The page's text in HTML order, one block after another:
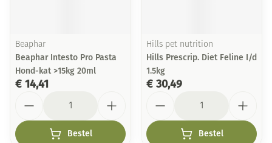
Beaphar
Beaphar Intesto Pro Pasta
Hond-kat >15kg 20ml
€ 14,41
Bestel
Hills pet nutrition
Hills Prescrip. Diet Feline I/d
1.5kg
€ 30,49
Bestel